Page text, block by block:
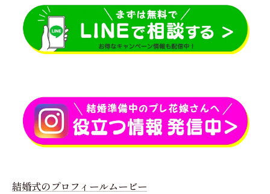
結婚式のプロフィールムービー